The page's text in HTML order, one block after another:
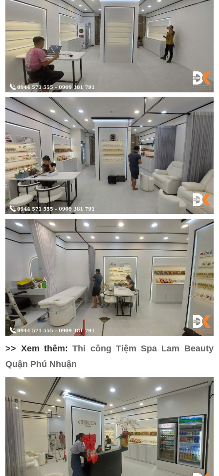
>> Xem thêm:Thi công Tiệm Spa Lam Beauty
Quận Phú Nhuận